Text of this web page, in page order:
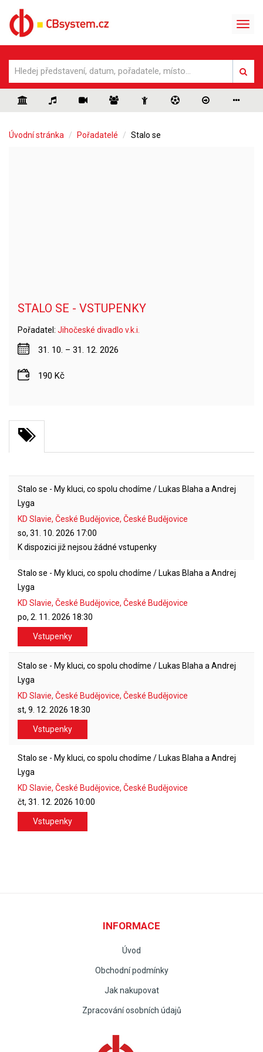
Úvodní stránka Pořadatelé Stalo se
STALO SE - VSTUPENKY
Pořadatel: Jihočeské divadlo v.k.i.
31. 10. – 31. 12. 2026
190 Kč
Stalo se - My kluci, co spolu chodíme / Lukas Blaha a Andrej
Lyga
KD Slavie, České Budějovice, České Budějovice
so, 31. 10. 2026 17:00
K dispozici již nejsou žádné vstupenky
Stalo se - My kluci, co spolu chodíme / Lukas Blaha a Andrej
Lyga
KD Slavie, České Budějovice, České Budějovice
po, 2. 11. 2026 18:30
Vstupenky
Stalo se - My kluci, co spolu chodíme / Lukas Blaha a Andrej
Lyga
KD Slavie, České Budějovice, České Budějovice
st, 9. 12. 2026 18:30
Vstupenky
Stalo se - My kluci, co spolu chodíme / Lukas Blaha a Andrej
Lyga
KD Slavie, České Budějovice, České Budějovice
čt, 31. 12. 2026 10:00
Vstupenky
INFORMACE
Úvod
Obchodní podmínky
Jak nakupovat
Zpracování osobních údajů